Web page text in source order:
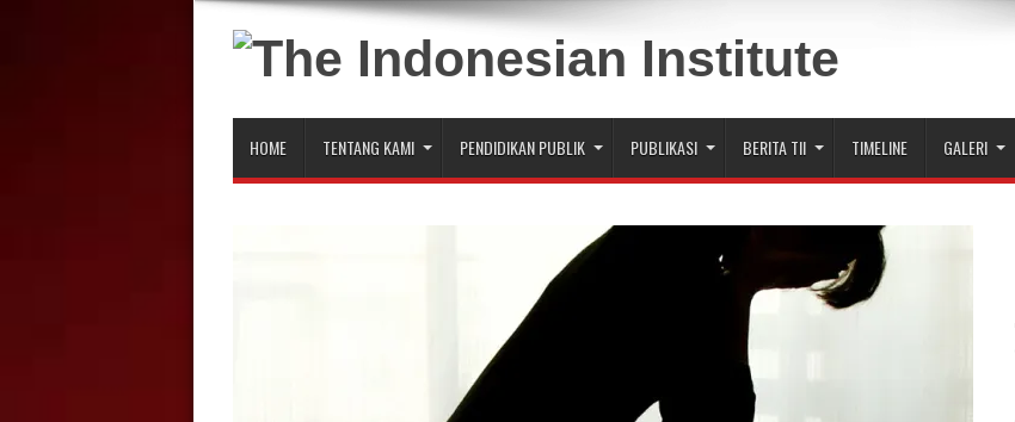
HOME TENTANG KAMI PENDIDIKAN PUBLIK PUBLIKASI BERITA TII TIMELINE GALERI